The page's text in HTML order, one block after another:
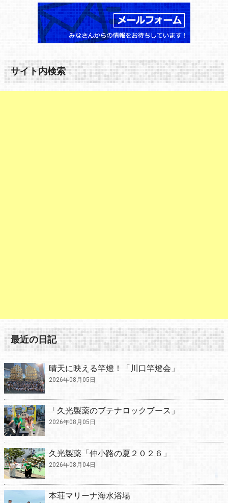
サイト内検索
最近の日記
晴天に映える竿燈！「川口竿燈会」
2026年08月05日
「久光製薬のブテナロックブース」
2026年08月05日
久光製薬「仲小路の夏２０２６」
2026年08月04日
本荘マリーナ海水浴場